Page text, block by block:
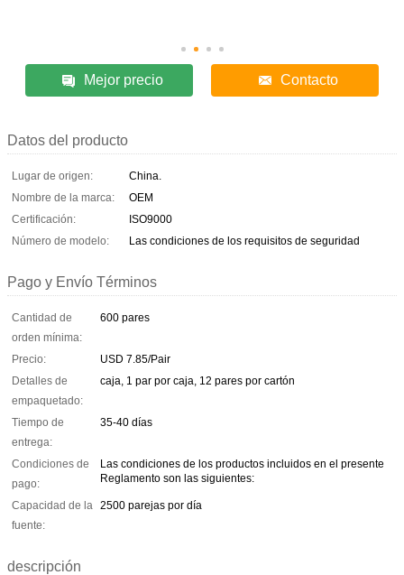
Mejor precio Contacto
Datos del producto
Lugar de origen:
China.
Nombre de la marca:
OEM
Certificación:
ISO9000
Número de modelo:
Las condiciones de los requisitos de seguridad
Pago y Envío Términos
Cantidad de
orden mínima:
600 pares
Precio:
USD 7.85/Pair
Detalles de
empaquetado:
caja, 1 par por caja, 12 pares por cartón
Tiempo de
entrega:
35-40 días
Condiciones de
pago:
Las condiciones de los productos incluidos en el presente
Reglamento son las siguientes:
Capacidad de la
fuente:
2500 parejas por día
descripción